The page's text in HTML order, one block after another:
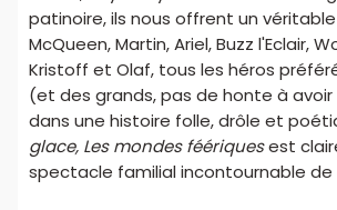
patinoire, ils nous offrent un véritable
McQueen, Martin, Ariel, Buzz l'Eclair,
Kristoff et Olaf, tous les héros
(et des grands, pas de honte à
dans une histoire folle, drôle et
glace, Les mondes féériquesest
spectacle familial incontournable de